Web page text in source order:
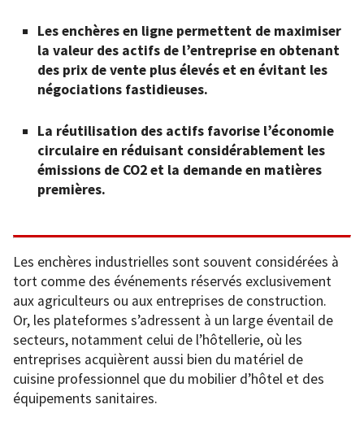
Les enchères en ligne permettent de maximiser
la valeur des actifs de l’entreprise en obtenant
des prix de vente plus élevés et en évitant les
négociations fastidieuses.
La réutilisation des actifs favorise l’économie
circulaire en réduisant considérablement les
émissions de CO2 et la demande en matières
premières.
Les enchères industrielles sont souvent considérées à
tort comme des événements réservés exclusivement
aux agriculteurs ou aux entreprises de construction.
Or, les plateformes s’adressent à un large éventail de
secteurs, notamment celui de l’hôtellerie, où les
entreprises acquièrent aussi bien du matériel de
cuisine professionnel que du mobilier d’hôtel et des
équipements sanitaires.